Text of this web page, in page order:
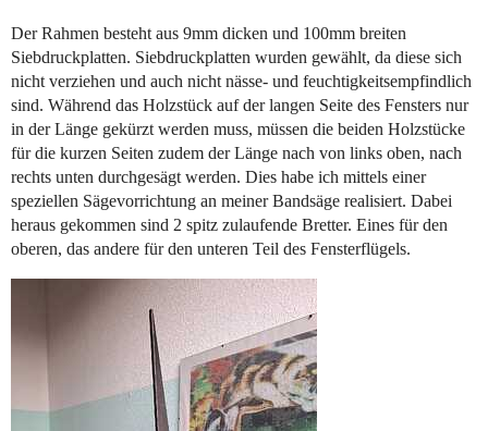
Der Rahmen besteht aus 9mm dicken und 100mm breiten
Siebdruckplatten. Siebdruckplatten wurden gewählt, da diese sich
nicht verziehen und auch nicht nässe- und feuchtigkeitsempfindlich
sind. Während das Holzstück auf der langen Seite des Fensters nur
in der Länge gekürzt werden muss, müssen die beiden Holzstücke
für die kurzen Seiten zudem der Länge nach von links oben, nach
rechts unten durchgesägt werden. Dies habe ich mittels einer
speziellen Sägevorrichtung an meiner Bandsäge realisiert. Dabei
heraus gekommen sind 2 spitz zulaufende Bretter. Eines für den
oberen, das andere für den unteren Teil des Fensterflügels.